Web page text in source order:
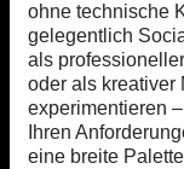
ohne technische
gelegentlich
als
oder als kreativer
experimentieren
Ihren
eine breite